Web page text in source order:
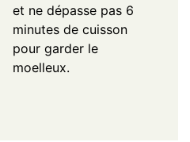
et ne dépasse pas 6
minutes de cuisson
pour garder le
moelleux.